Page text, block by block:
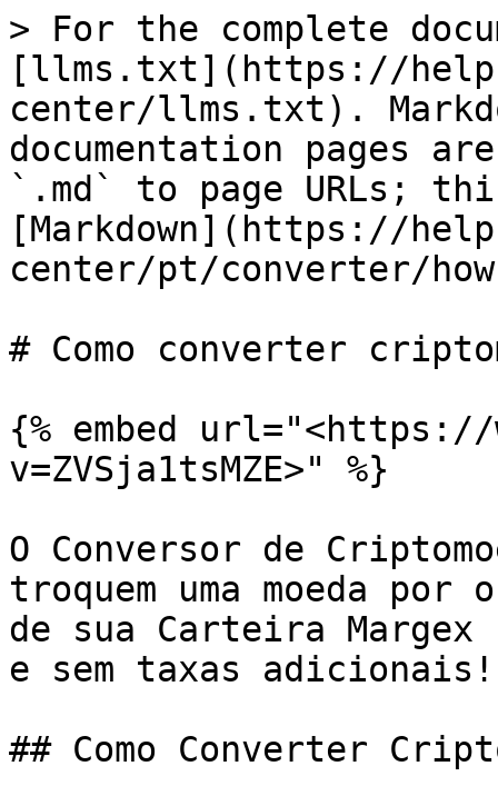
> For the complete
[llms.txt](https://
center/llms.txt).
documentation pages
`.md` to page URLs;
[Markdown](https://
center/pt/converter/
# Como converter
{% embed url="<https://
v=ZVSja1tsMZE>" %}
O Conversor de
troquem uma moeda
de sua Carteira Margex
e sem taxas adicionais!
## Como Converter